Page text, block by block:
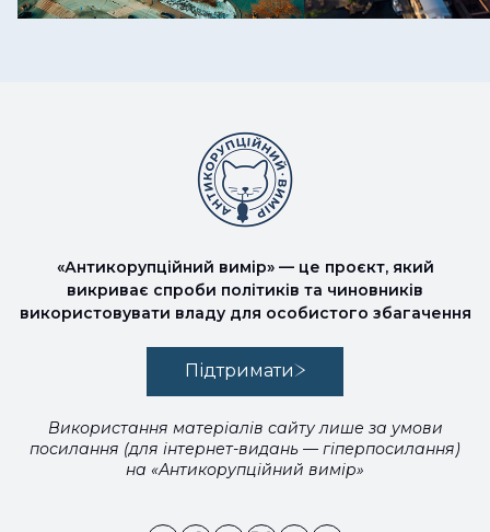
«Антикорупційний вимір» — це проєкт, який
викриває спроби політиків та чиновників
використовувати владу для особистого збагачення
Підтримати
Використання матеріалів сайту лише за умови
посилання (для інтернет-видань — гіперпосилання)
на «Антикорупційний вимір»